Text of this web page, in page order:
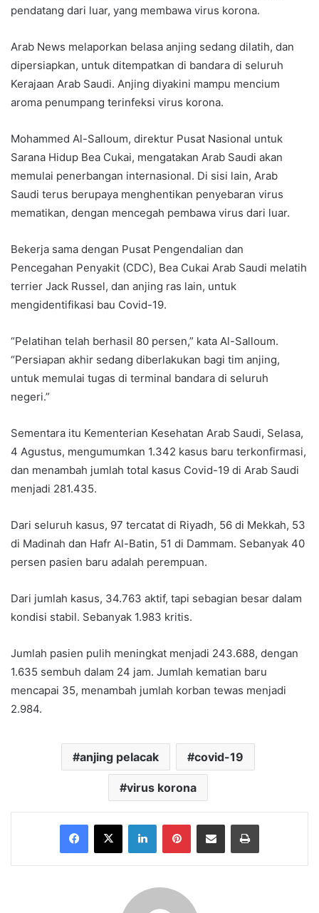
pendatang dari luar, yang membawa virus korona.
Arab News melaporkan belasa anjing sedang dilatih, dan
dipersiapkan, untuk ditempatkan di bandara di seluruh
Kerajaan Arab Saudi. Anjing diyakini mampu mencium
aroma penumpang terinfeksi virus korona.
Mohammed Al-Salloum, direktur Pusat Nasional untuk
Sarana Hidup Bea Cukai, mengatakan Arab Saudi akan
memulai penerbangan internasional. Di sisi lain, Arab
Saudi terus berupaya menghentikan penyebaran virus
mematikan, dengan mencegah pembawa virus dari luar.
Bekerja sama dengan Pusat Pengendalian dan
Pencegahan Penyakit (CDC), Bea Cukai Arab Saudi melatih
terrier Jack Russel, dan anjing ras lain, untuk
mengidentifikasi bau Covid-19.
“Pelatihan telah berhasil 80 persen,” kata Al-Salloum.
“Persiapan akhir sedang diberlakukan bagi tim anjing,
untuk memulai tugas di terminal bandara di seluruh
negeri.”
Sementara itu Kementerian Kesehatan Arab Saudi, Selasa,
4 Agustus, mengumumkan 1.342 kasus baru terkonfirmasi,
dan menambah jumlah total kasus Covid-19 di Arab Saudi
menjadi 281.435.
Dari seluruh kasus, 97 tercatat di Riyadh, 56 di Mekkah, 53
di Madinah dan Hafr Al-Batin, 51 di Dammam. Sebanyak 40
persen pasien baru adalah perempuan.
Dari jumlah kasus, 34.763 aktif, tapi sebagian besar dalam
kondisi stabil. Sebanyak 1.983 kritis.
Jumlah pasien pulih meningkat menjadi 243.688, dengan
1.635 sembuh dalam 24 jam. Jumlah kematian baru
mencapai 35, menambah jumlah korban tewas menjadi
2.984.
anjing pelacak covid-19
virus korona
Facebook
X LinkedInPinterestShare via Email Print